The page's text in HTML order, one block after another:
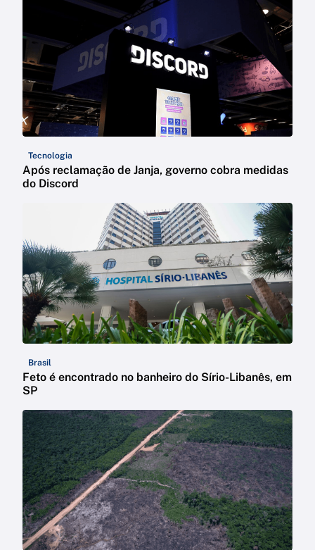
Tecnologia
Após reclamação de Janja, governo cobra medidas
do Discord
Brasil
Feto é encontrado no banheiro do Sírio-Libanês, em
SP